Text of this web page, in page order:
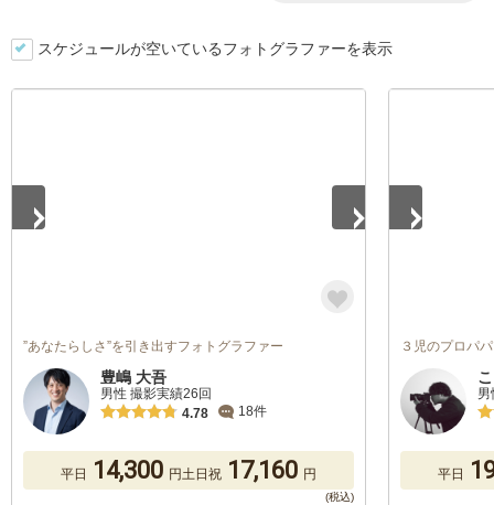
スケジュールが空いているフォトグラファーを表示
”あなたらしさ”を引き出すフォトグラファー
豊嶋 大吾
男性 撮影実績26回
4.78
18件
平日 14,300 円土日祝 17,160 円
３児のプロパ
平日